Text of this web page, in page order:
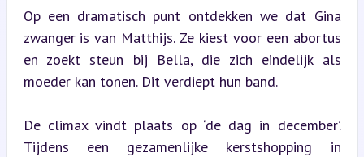
Op een dramatisch punt ontdekken we dat Gina
zwanger is van Matthijs. Ze kiest voor een abortus
en zoekt steun bij Bella, die zich eindelijk als
moeder kan tonen. Dit verdiept hun band.
De climax vindt plaats op ‘de dag in december’.
Tijdens een gezamenlijke kerstshopping in